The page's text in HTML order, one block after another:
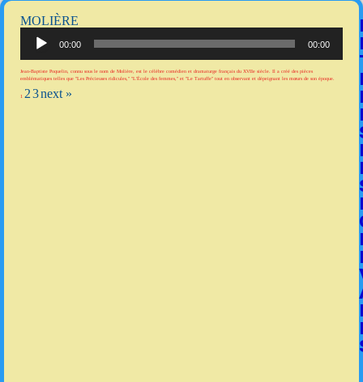
MOLIÈRE
00:00 00:00
Jean-Baptiste Poquelin, connu sous le nom de Molière, est le célèbre comédien et dramaturge français du XVIIe siècle. Il a créé des pièces
emblématiques telles que "Les Précieuses ridicules," "L'École des femmes," et "Le Tartuffe" tout en observant et dépeignant les mœurs de son époque.
1 23next »